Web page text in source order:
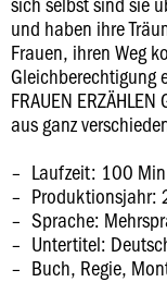
und haben ihre
Frauen, ihren Weg
Gleichberechtigung
FRAUEN
aus ganz
Laufzeit: 100 Min
Produktionsjahr:
Sprache:
Untertitel:
Buch, Regie,